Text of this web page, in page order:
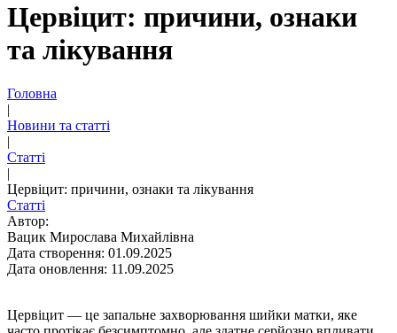
Цервіцит: причини, ознаки
та лікування
Головна
|
Новини та статті
|
Статті
|
Цервіцит: причини, ознаки та лікування
Статті
Автор:
Вацик Мирослава Михайлівна
Дата створення: 01.09.2025
Дата оновлення: 11.09.2025
Цервіцит — це запальне захворювання шийки матки, яке